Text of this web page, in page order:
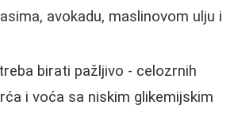
avokadu, maslinovom ulju i
treba birati pažljivo - celozrnih
i voća sa niskim glikemijskim